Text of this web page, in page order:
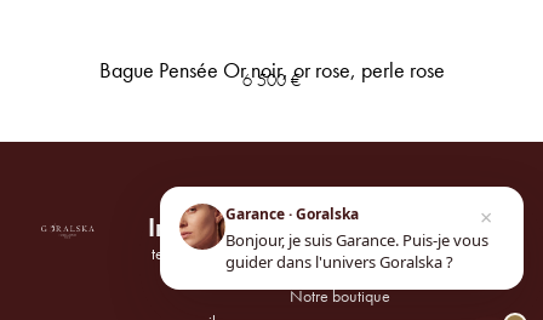
Bague Pensée Or noir, or rose, perle rose
6 500 €
Informations
tel.
01 42 61 25
Univers
Notre maison
Notre boutique
Suivez-
nous
×
Garance · Goralska
Bonjour, je suis Garance. Puis-je vous
guider dans l'univers Goralska ?